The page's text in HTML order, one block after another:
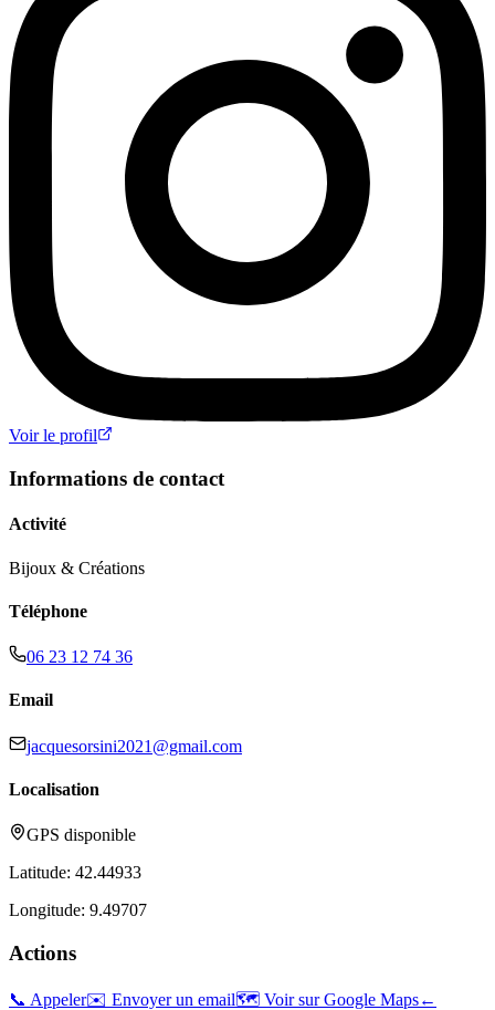
Voir le profil
Informations de contact
Activité
Bijoux & Créations
Téléphone
06 23 12 74 36
Email
jacquesorsini2021@gmail.com
Localisation
GPS disponible
Latitude: 42.44933
Longitude: 9.49707
Actions
📞 Appeler✉️ Envoyer un email🗺️ Voir sur Google Maps←